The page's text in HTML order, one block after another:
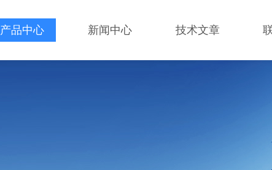
产品中心 新闻中心 技术文章